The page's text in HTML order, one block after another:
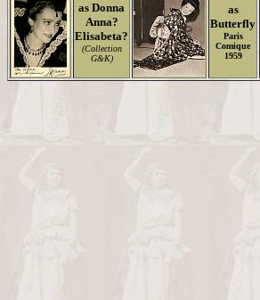
as Donna
Anna?
Elisabeta?
(Collection
G&K)
as
Butterfly
Paris
Comique
1959